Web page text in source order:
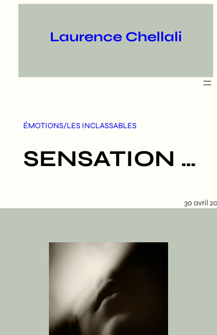
Laurence Chellali
ÉMOTIONS/LES INCLASSABLES
SENSATION …
30 avril